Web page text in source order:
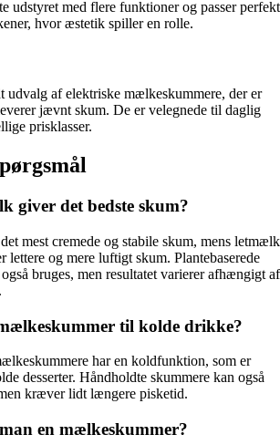
udstyret med flere funktioner og passer perfekt
hvor æstetik spiller en rolle.
udvalg af elektriske mælkeskummere, der er
jævnt skum. De er velegnede til daglig
prisklasser.
giver det bedste skum?
mest cremede og stabile skum, mens letmælk
og mere luftigt skum. Plantebaserede
bruges, men resultatet varierer afhængigt af
til kolde drikke?
har en koldfunktion, som er
desserter. Håndholdte skummere kan også
kræver lidt længere pisketid.
en mælkeskummer?